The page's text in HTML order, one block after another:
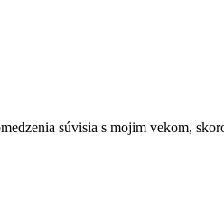
súvisia s mojim vekom,